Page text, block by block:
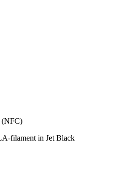
(NFC)
filament in Jet Black